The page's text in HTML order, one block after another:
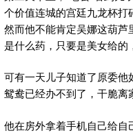
个价值连城的宫廷九龙杯打
然而他不能肯定吴娜这葫
是什么药，只要是美女给的
可有一天儿子知道了原委
鸳鸯已经办不到了，干脆离
他在房外拿着手机自己给